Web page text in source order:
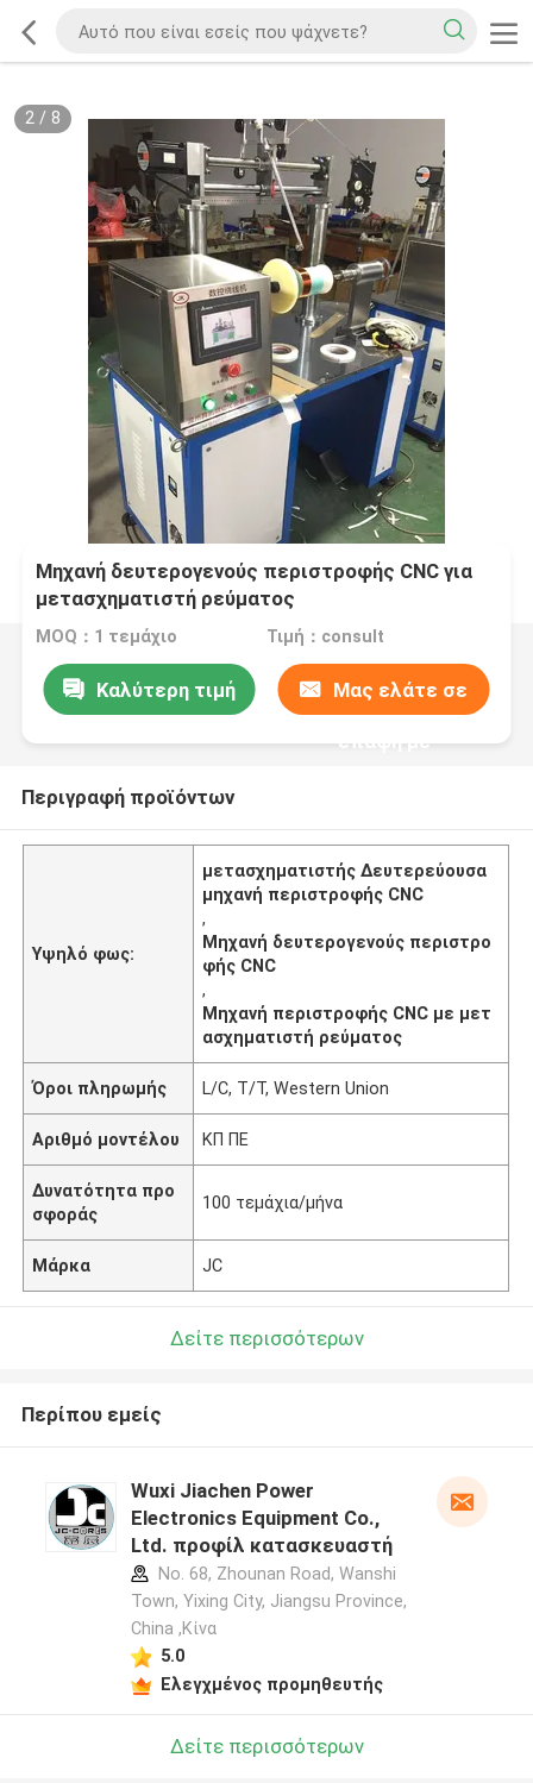
2/ 8
Μηχανή δευτερογενούς περιστροφής CNC για
μετασχηματιστή ρεύματος
MOQ：1 τεμάχιο Τιμή：consult
Καλύτερη τιμή Μας ελάτε σε
επαφή με
Περιγραφή προϊόντων
Υψηλό φως:
μετασχηματιστής Δευτερεύουσα
μηχανή περιστροφής CNC
,
Μηχανή δευτερογενούς περιστρο
φής CNC
,
Μηχανή περιστροφής CNC με μετ
ασχηματιστή ρεύματος
Όροι πληρωμής L/C, T/T, Western Union
Αριθμό μοντέλου ΚΠ ΠΕ
Δυνατότητα προ
σφοράς
100 τεμάχια/μήνα
Μάρκα JC
Δείτε περισσότερων
Περίπου εμείς
Wuxi Jiachen Power
Electronics Equipment Co.,
Ltd. προφίλ κατασκευαστή
No. 68, Zhounan Road, Wanshi
Town, Yixing City, Jiangsu Province,
China ,Κίνα
5.0
Ελεγχμένος προμηθευτής
Δείτε περισσότερων